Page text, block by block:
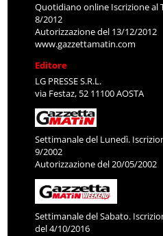
Quotidiano online Iscrizione al
8/2012
Autorizzazione del 13/12/2012
www.gazzettamatin.com
Editore
LG PRESSE S.R.L.
via Festaz, 52 11100 AOSTA
Settimanale del Lunedì.
9/2002
Autorizzazione del 20/05/2002
Settimanale del Sabato.
del 4/10/2016